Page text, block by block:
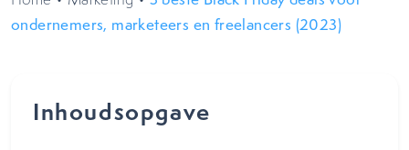
ondernemers, marketeers en freelancers (2023)
Inhoudsopgave